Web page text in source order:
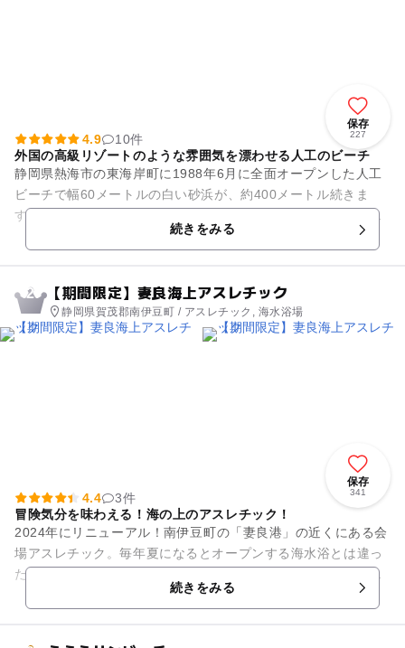
保存
227
4.9
10件
外国の高級リゾートのような雰囲気を漂わせる人工のビーチ
静岡県熱海市の東海岸町に1988年6月に全面オープンした人工
ビーチで幅60メートルの白い砂浜が、約400メートル続きま
す。海岸線には数多くのホテルが建ち並び、ヤシが並木を作っ
続きをみる
2 【期間限定】妻良海上アスレチック
静岡県賀茂郡南伊豆町 / アスレチック, 海水浴場
保存
341
4.4
3件
冒険気分を味わえる！海の上のアスレチック！
2024年にリニューアル！南伊豆町の「妻良港」の近くにある会
場アスレチック。毎年夏になるとオープンする海水浴とは違っ
た海の遊びが楽しめるスポット。海の上に作られたすべり台や
ブランコなどの遊具など...続きをみる